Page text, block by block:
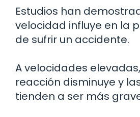
Estudios han
velocidad influye en la
de sufrir un accidente.
A velocidades
reacción disminuye y
tienden a ser más